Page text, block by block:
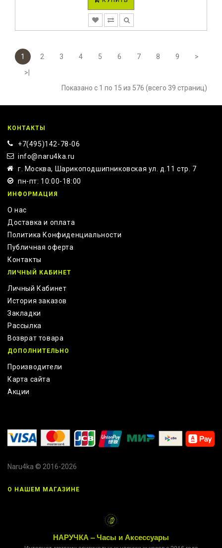
1 2 3 4 5 6 7 8 9
>
>|
Показано с 1 по 15 из 576 (всего 39 страниц)
КОНТАКТЫ
+7(495)142-78-06
info@naru4ka.ru
г. Москва, Шарикоподшипниковская ул. д.11 стр. 7
пн-пт: 10:00-18:00
ИНФОРМАЦИЯ
О нас
Доставка и оплата
Политика Конфиденциальности
Публичная оферта
Контакты
ЛИЧНЫЙ КАБИНЕТ
Личный Кабинет
История заказов
Закладки
Рассылка
Возврат товара
ДОПОЛНИТЕЛЬНО
Производители
Карта сайта
Акции
Naru4ka © 2016-2026
О НАШЕМ МАГАЗИНЕ
НАРУЧКА – Часы и Аксессуары